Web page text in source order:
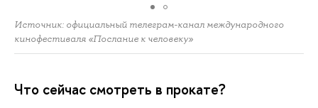
Источник: официальный телеграм-канал международного
кинофестиваля «Послание к человеку»
Что сейчас смотреть в прокате?